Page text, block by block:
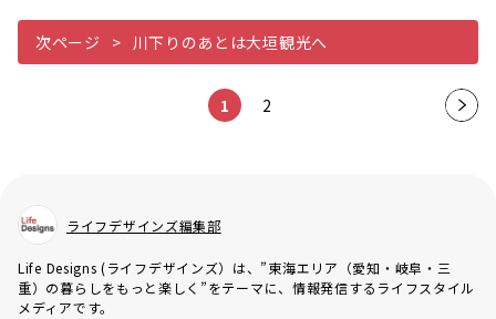
次ページ 川下りのあとは大垣観光へ
1 2
次の
ライフデザインズ編集部
Life Designs (ライフデザインズ）は、”東海エリア（愛知・岐阜・三
重）の暮らしをもっと楽しく”をテーマに、情報発信するライフスタイル
メディアです。